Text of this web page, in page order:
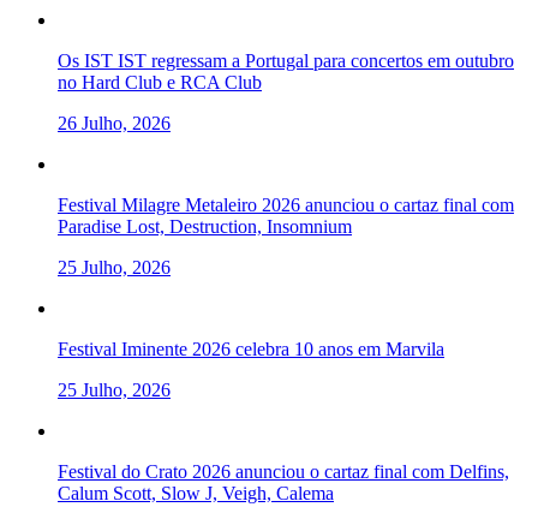
Os IST IST regressam a Portugal para concertos em outubro
no Hard Club e RCA Club
26 Julho, 2026
Festival Milagre Metaleiro 2026 anunciou o cartaz final com
Paradise Lost, Destruction, Insomnium
25 Julho, 2026
Festival Iminente 2026 celebra 10 anos em Marvila
25 Julho, 2026
Festival do Crato 2026 anunciou o cartaz final com Delfins,
Calum Scott, Slow J, Veigh, Calema